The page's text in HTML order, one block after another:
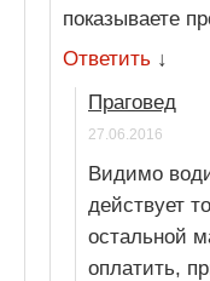
показываете
Ответить ↓
Праговед
27.06.2016
Видимо
действует
остальной
оплатить,